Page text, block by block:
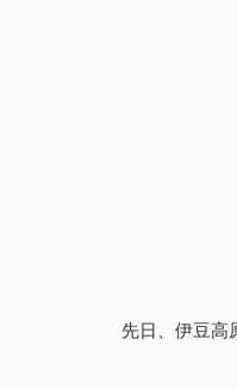
先日、伊豆高